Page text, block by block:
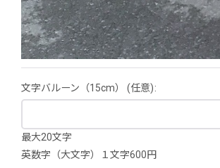
文字バルーン（15cm） (任意):
最大20文字
英数字（大文字）１文字600円